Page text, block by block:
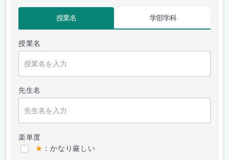
授業名 学部学科
授業名
先生名
楽単度
★ ：かなり厳しい